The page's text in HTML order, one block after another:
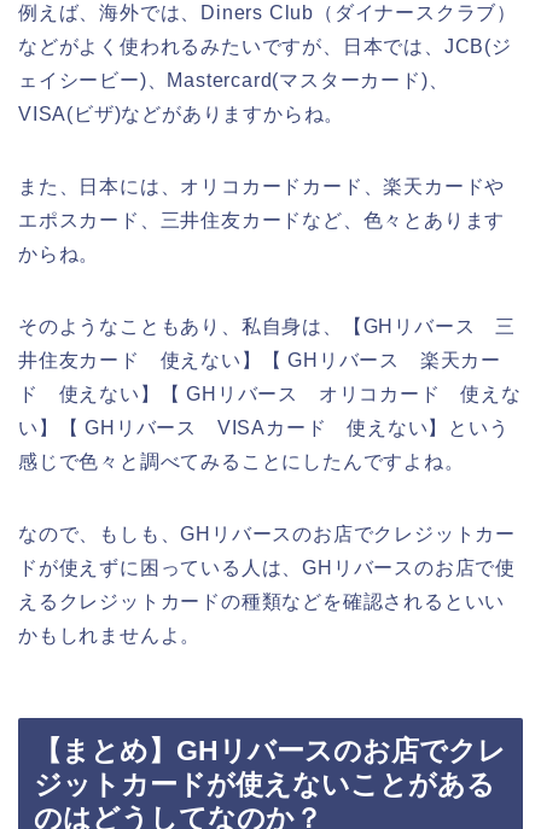
例えば、海外では、Diners Club（ダイナースクラブ）
などがよく使われるみたいですが、日本では、JCB(ジ
ェイシービー)、Mastercard(マスターカード)、
VISA(ビザ)などがありますからね。
また、日本には、オリコカードカード、楽天カードや
エポスカード、三井住友カードなど、色々とあります
からね。
そのようなこともあり、私自身は、【GHリバース 三
井住友カード 使えない】【 GHリバース 楽天カー
ド 使えない】【 GHリバース オリコカード 使えな
い】【 GHリバース VISAカード 使えない】という
感じで色々と調べてみることにしたんですよね。
なので、もしも、GHリバースのお店でクレジットカー
ドが使えずに困っている人は、GHリバースのお店で使
えるクレジットカードの種類などを確認されるといい
かもしれませんよ。
【まとめ】GHリバースのお店でクレ
ジットカードが使えないことがある
のはどうしてなのか？